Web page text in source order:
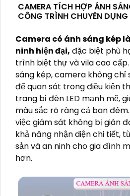
CAMERA TÍCH HỢP ÁNH
CÔNG TRÌNH CHUYÊN DỤNG
Camera có ánh sáng kép
ninh hiện đại, đặc biệt phù
trình biệt thự và vila cao
sáng kép, camera không chỉ
để quan sát trong điều kiện
trang bị đèn LED mạnh mẽ,
màu sắc rõ ràng cả ban
việc giám sát không bị gián
khả năng nhận diện chi tiết,
sản và an ninh cho gia đình
hơn.